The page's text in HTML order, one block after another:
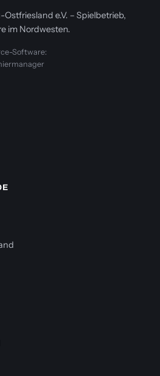
e.V. – Spielbetrieb,
im Nordwesten.
Software: